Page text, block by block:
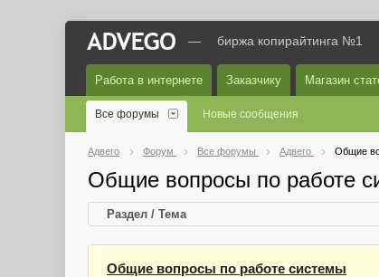
— биржа копирайтинга №1
Работа в интернете Заказчику Магазин
Все форумы Новые сообщения
Адвего Форум Все форумы Адвего Общие
Общие вопросы по работе
Раздел / Тема
Общие вопросы по работе системы